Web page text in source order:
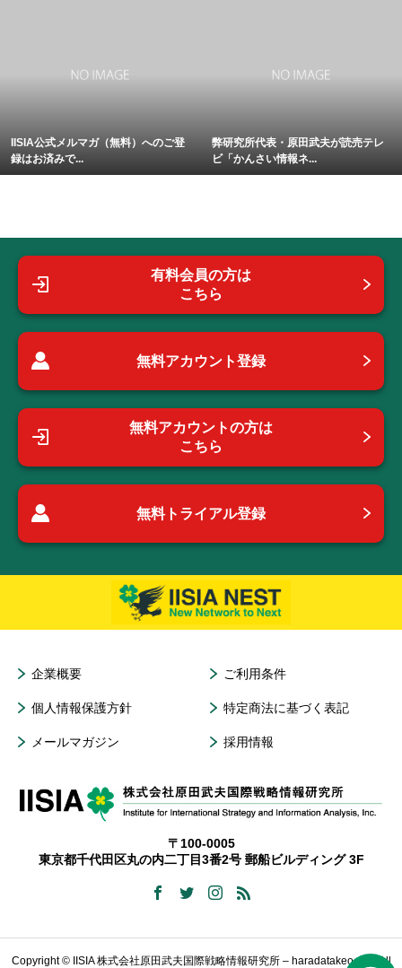
IISIA公式メルマガ（無料）へのご登
録はお済みで...
弊研究所代表・原田武夫が読売テレ
ビ「かんさい情報ネ...
有料会員の方は
こちら
無料アカウント登録
無料アカウントの方は
こちら
無料トライアル登録
企業概要 ご利用条件
個人情報保護方針 特定商法に基づく表記
メールマガジン 採用情報
〒100-0005
東京都千代田区丸の内二丁目3番2号 郵船ビルディング 3F
Copyright © IISIA 株式会社原田武夫国際戦略情報研究所 – haradatakeo.com All